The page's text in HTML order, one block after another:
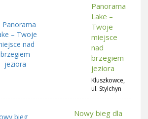
Panorama
Lake –
Twoje
miejsce
nad
brzegiem
jeziora
Kluszkowce,
ul. Stylchyn
Nowy bieg dla